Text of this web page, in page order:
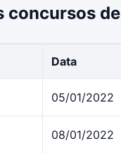
concursos
Data
05/01/2022
08/01/2022